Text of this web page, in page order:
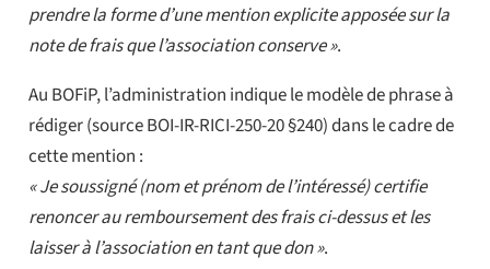
prendre la forme d’une mention explicite apposée sur la
note de frais que l’association conserve ».
Au BOFiP, l’administration indique le modèle de phrase à
rédiger (source BOI-IR-RICI-250-20 §240) dans le cadre de
cette mention :
« Je soussigné (nom et prénom de l’intéressé) certifie
renoncer au remboursement des frais ci-dessus et les
laisser à l’association en tant que don ».